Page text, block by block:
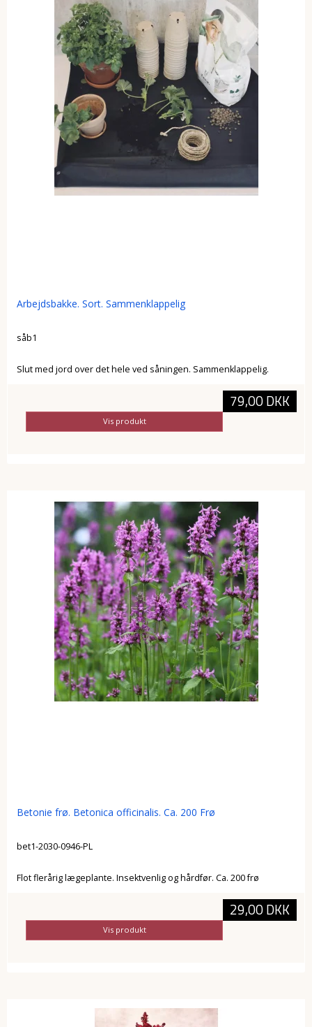
Arbejdsbakke. Sort. Sammenklappelig
såb1
Slut med jord over det hele ved såningen. Sammenklappelig.
79,00 DKK
Vis produkt
Betonie frø. Betonica officinalis. Ca. 200 Frø
bet1-2030-0946-PL
Flot flerårig lægeplante. Insektvenlig og hårdfør. Ca. 200 frø
29,00 DKK
Vis produkt